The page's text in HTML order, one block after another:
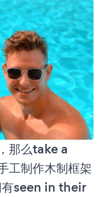
那么take a
制作木制框架
seen in their